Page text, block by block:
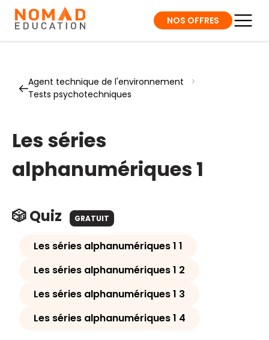
NOS OFFRES
Agent technique de l'environnement
>
Tests psychotechniques
Les séries
alphanumériques 1
🎲 Quiz GRATUIT
Les séries alphanumériques 1 1
Les séries alphanumériques 1 2
Les séries alphanumériques 1 3
Les séries alphanumériques 1 4